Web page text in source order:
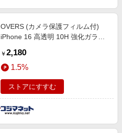
OVERS (カメラ保護フィルム付)
iPhone 16 高透明 10H 強化ガラス
ザムライ GZIP1601KT1
￥ 2,180
1.5%
ストアにすすむ